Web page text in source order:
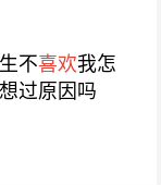
不喜欢我怎
过原因吗